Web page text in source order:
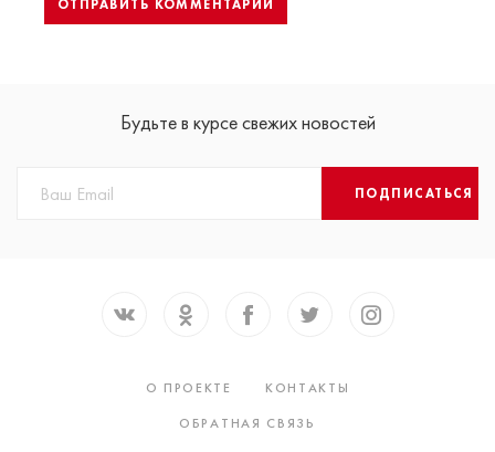
Будьте в курсе свежих новостей
ПОДПИСАТЬСЯ
О ПРОЕКТЕ
КОНТАКТЫ
ОБРАТНАЯ СВЯЗЬ